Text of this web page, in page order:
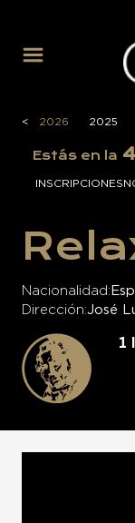
< 2026 2025
Estás en la
INSCRIPCIONES
Nacionalidad
Dirección José
1